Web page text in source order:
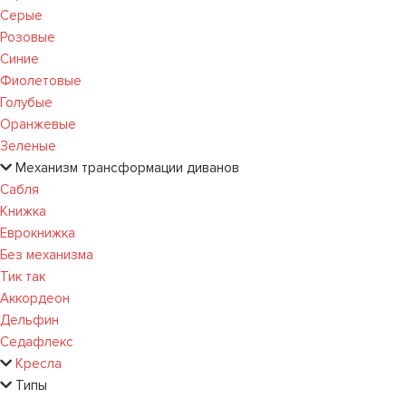
Серые
Розовые
Синие
Фиолетовые
Голубые
Оранжевые
Зеленые
Механизм трансформации диванов
Сабля
Книжка
Еврокнижка
Без механизма
Тик так
Аккордеон
Дельфин
Седафлекс
Кресла
Типы